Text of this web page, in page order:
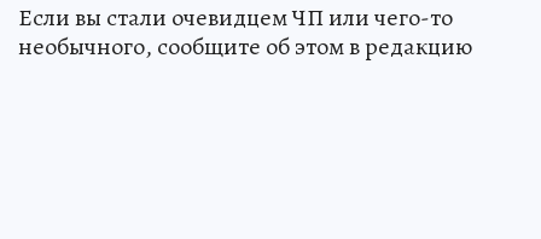
Если вы стали очевидцем ЧП или чего-то
необычного, сообщите об этом в редакцию